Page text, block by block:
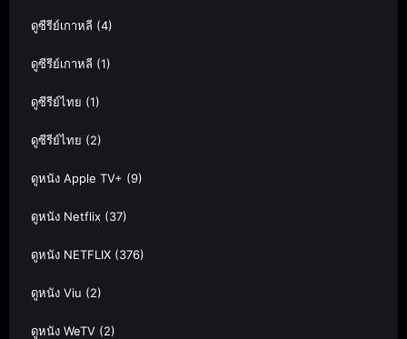
ดูซีรีย์เกาหลี (4)
ดูซีรีย์เกาหลี (1)
ดูซีรีย์ไทย (1)
ดูซีรีย์ไทย (2)
ดูหนัง Apple TV+ (9)
ดูหนัง Netflix (37)
ดูหนัง NETFLIX (376)
ดูหนัง Viu (2)
ดูหนัง WeTV (2)